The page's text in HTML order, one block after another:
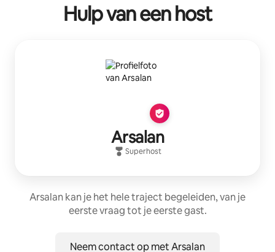
Hulp van een host
Arsalan
Superhost
Arsalan kan je het hele traject begeleiden, van je
eerste vraag tot je eerste gast.
Neem contact op met Arsalan